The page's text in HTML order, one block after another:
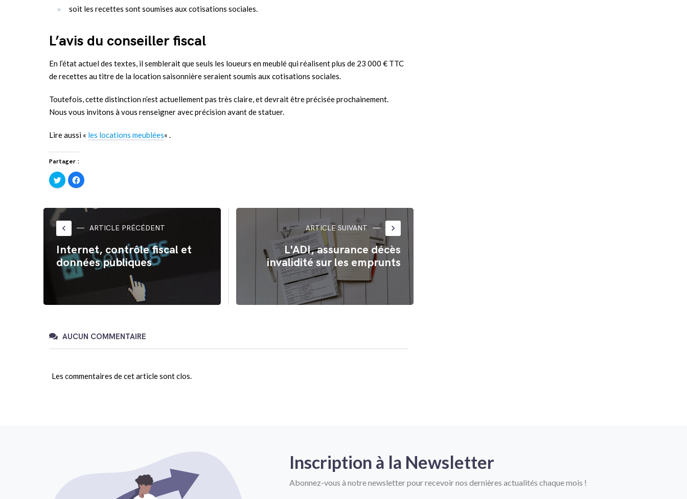
soit les recettes sont soumises aux cotisations sociales.
L’avis du conseiller fiscal
En l’état actuel des textes, il semblerait que seuls les loueurs en meublé qui réalisent plus de 23 000 € TTC
de recettes au titre de la location saisonnière seraient soumis aux cotisations sociales.
Toutefois, cette distinction n’est actuellement pas très claire, et devrait être précisée prochainement.
Nous vous invitons à vous renseigner avec précision avant de statuer.
Lire aussi « les locations meublées« .
Partager :
Cliquez
pour
partager
dans
une
nouvelle
fenêtre)
Cliquez
pour
partager
dans
une
nouvelle
fenêtre)
keyboard_arrow_left ARTICLE PRÉCÉDENT
Internet, contrôle fiscal et
données publiques
ARTICLE SUIVANT keyboard_arrow_right
L'ADI, assurance décès
invalidité sur les emprunts
AUCUN COMMENTAIRE
Les commentaires de cet article sont clos.
Inscription à la Newsletter
Abonnez-vous à notre newsletter pour recevoir nos dernières actualités chaque mois !